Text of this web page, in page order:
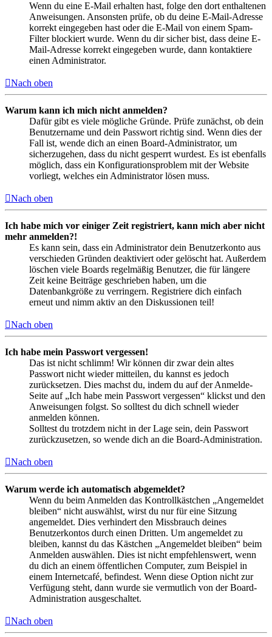
Wenn du eine E-Mail erhalten hast, folge den dort enthaltenen
Anweisungen. Ansonsten prüfe, ob du deine E-Mail-Adresse
korrekt eingegeben hast oder die E-Mail von einem Spam-
Filter blockiert wurde. Wenn du dir sicher bist, dass deine E-
Mail-Adresse korrekt eingegeben wurde, dann kontaktiere
einen Administrator.
Nach oben
Warum kann ich mich nicht anmelden?
Dafür gibt es viele mögliche Gründe. Prüfe zunächst, ob dein
Benutzername und dein Passwort richtig sind. Wenn dies der
Fall ist, wende dich an einen Board-Administrator, um
sicherzugehen, dass du nicht gesperrt wurdest. Es ist ebenfalls
möglich, dass ein Konfigurationsproblem mit der Website
vorliegt, welches ein Administrator lösen muss.
Nach oben
Ich habe mich vor einiger Zeit registriert, kann mich aber nicht
mehr anmelden?!
Es kann sein, dass ein Administrator dein Benutzerkonto aus
verschieden Gründen deaktiviert oder gelöscht hat. Außerdem
löschen viele Boards regelmäßig Benutzer, die für längere
Zeit keine Beiträge geschrieben haben, um die
Datenbankgröße zu verringern. Registriere dich einfach
erneut und nimm aktiv an den Diskussionen teil!
Nach oben
Ich habe mein Passwort vergessen!
Das ist nicht schlimm! Wir können dir zwar dein altes
Passwort nicht wieder mitteilen, du kannst es jedoch
zurücksetzen. Dies machst du, indem du auf der Anmelde-
Seite auf „Ich habe mein Passwort vergessen“ klickst und den
Anweisungen folgst. So solltest du dich schnell wieder
anmelden können.
Solltest du trotzdem nicht in der Lage sein, dein Passwort
zurückzusetzen, so wende dich an die Board-Administration.
Nach oben
Warum werde ich automatisch abgemeldet?
Wenn du beim Anmelden das Kontrollkästchen „Angemeldet
bleiben“ nicht auswählst, wirst du nur für eine Sitzung
angemeldet. Dies verhindert den Missbrauch deines
Benutzerkontos durch einen Dritten. Um angemeldet zu
bleiben, kannst du das Kästchen „Angemeldet bleiben“ beim
Anmelden auswählen. Dies ist nicht empfehlenswert, wenn
du dich an einem öffentlichen Computer, zum Beispiel in
einem Internetcafé, befindest. Wenn diese Option nicht zur
Verfügung steht, dann wurde sie vermutlich von der Board-
Administration ausgeschaltet.
Nach oben